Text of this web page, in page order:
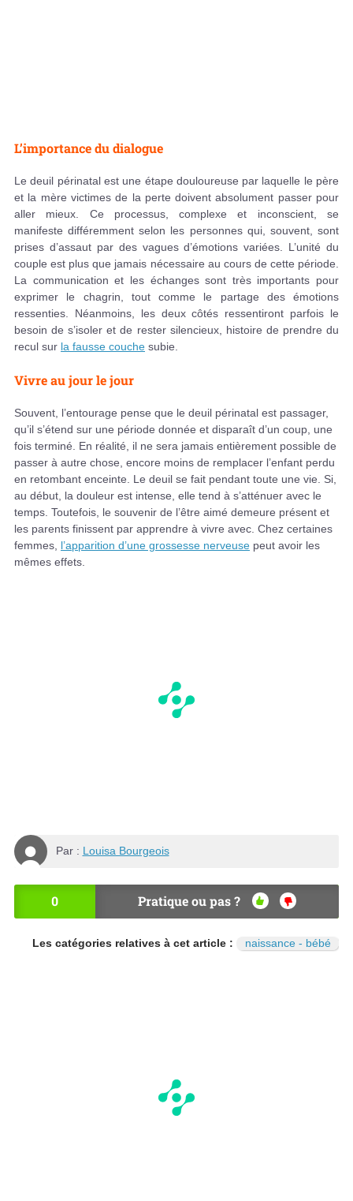
L’importance du dialogue
Le deuil périnatal est une étape douloureuse par laquelle le père
et la mère victimes de la perte doivent absolument passer pour
aller mieux. Ce processus, complexe et inconscient, se
manifeste différemment selon les personnes qui, souvent, sont
prises d’assaut par des vagues d’émotions variées. L’unité du
couple est plus que jamais nécessaire au cours de cette période.
La communication et les échanges sont très importants pour
exprimer le chagrin, tout comme le partage des émotions
ressenties. Néanmoins, les deux côtés ressentiront parfois le
besoin de s’isoler et de rester silencieux, histoire de prendre du
recul sur la fausse couche subie.
Vivre au jour le jour
Souvent, l’entourage pense que le deuil périnatal est passager,
qu’il s’étend sur une période donnée et disparaît d’un coup, une
fois terminé. En réalité, il ne sera jamais entièrement possible de
passer à autre chose, encore moins de remplacer l’enfant perdu
en retombant enceinte. Le deuil se fait pendant toute une vie. Si,
au début, la douleur est intense, elle tend à s’atténuer avec le
temps. Toutefois, le souvenir de l’être aimé demeure présent et
les parents finissent par apprendre à vivre avec. Chez certaines
femmes, l’apparition d’une grossesse nerveuse peut avoir les
mêmes effets.
Par : Louisa Bourgeois
0 Pratique ou pas ?
OU
I
NO
N
Les catégories relatives à cet article : naissance - bébé